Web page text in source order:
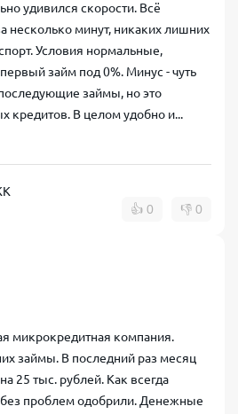
удивился скорости. Всё
несколько минут, никаких лишних
Условия нормальные,
займ под 0%. Минус - чуть
займы, но это
кредитов. В целом удобно и...
👍 0 👎 0
микрокредитная компания.
займы. В последний раз месяц
25 тыс. рублей. Как всегда
проблем одобрили. Денежные